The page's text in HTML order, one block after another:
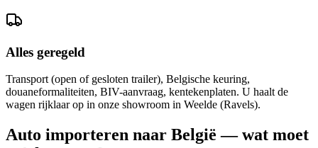
Alles geregeld
Transport (open of gesloten trailer), Belgische keuring,
douaneformaliteiten, BIV-aanvraag, kentekenplaten. U haalt de
wagen rijklaar op in onze showroom in Weelde (Ravels).
Auto importeren naar België — wat moet